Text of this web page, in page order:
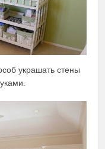
украшать стены